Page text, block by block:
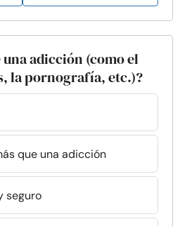
adicción (como el
la pornografía, etc.)?
que una adicción
seguro